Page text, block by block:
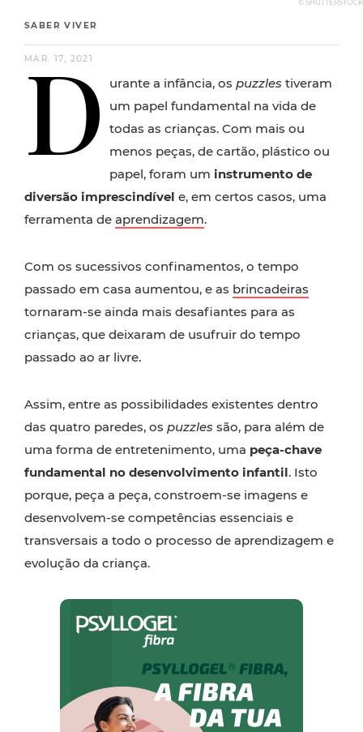
© SHUTTERSTOCK
SABER VIVER
MAR. 17, 2021
D urante a infância, os puzzles tiveram
um papel fundamental na vida de
todas as crianças. Com mais ou
menos peças, de cartão, plástico ou
papel, foram um instrumento de
diversão imprescindível e, em certos casos, uma
ferramenta de aprendizagem.
Com os sucessivos confinamentos, o tempo
passado em casa aumentou, e as brincadeiras
tornaram-se ainda mais desafiantes para as
crianças, que deixaram de usufruir do tempo
passado ao ar livre.
Assim, entre as possibilidades existentes dentro
das quatro paredes, os puzzles são, para além de
uma forma de entretenimento, uma peça-chave
fundamental no desenvolvimento infantil. Isto
porque, peça a peça, constroem-se imagens e
desenvolvem-se competências essenciais e
transversais a todo o processo de aprendizagem e
evolução da criança.